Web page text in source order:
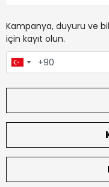
Kampanya, duyuru ve
için kayıt olun.